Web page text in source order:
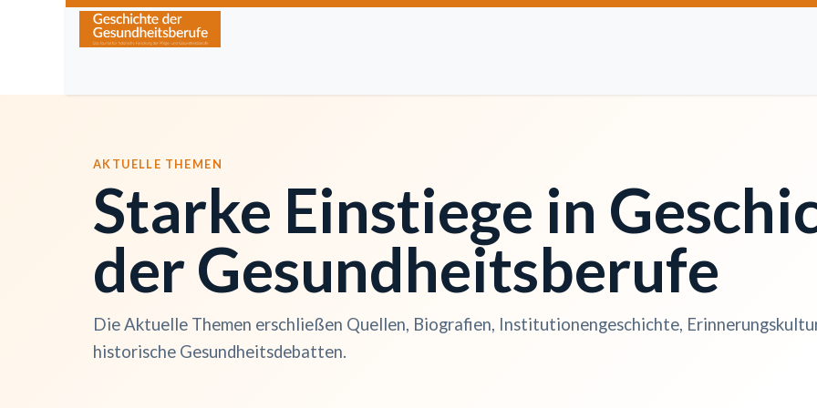
Zum Inhalt springen
AKTUELLE THEMEN
Starke Einstiege in
der Gesundheitsberufe
Die Aktuelle Themen erschließen Quellen, Biografien, Institutionengeschichte,
historische Gesundheitsdebatten.